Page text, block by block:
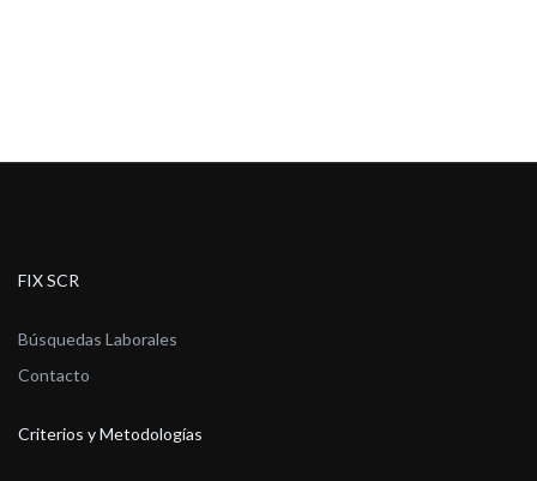
FIX SCR
Búsquedas Laborales
Contacto
Criterios y Metodologías